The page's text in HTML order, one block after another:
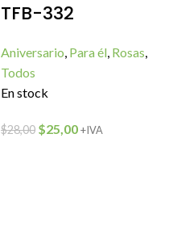
TFB-332
Aniversario, Para él, Rosas,
Todos
En stock
$28,00 $25,00+IVA